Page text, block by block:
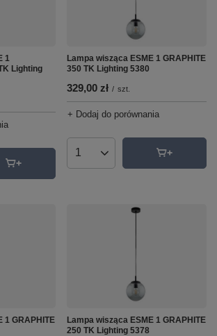
1
Lighting
Lampa wisząca ESME 1 GRAPHITE
350 TK Lighting 5380
329,00 zł / szt.
+ Dodaj do porównania
Ilość produktów
1 GRAPHITE
Lampa wisząca ESME 1 GRAPHITE
250 TK Lighting 5378